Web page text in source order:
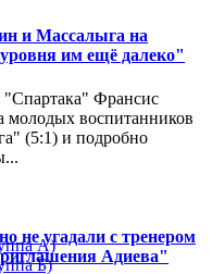
и Массалыга на
им ещё далеко"
"Спартака" Франсис
молодых воспитанников
(5:1) и подробно
угадали с тренером
Адиева"
А)
Б)